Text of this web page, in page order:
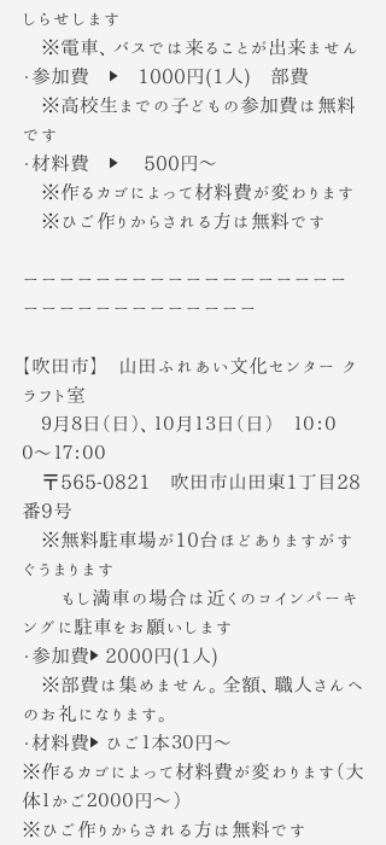
しらせします
※電車、バスでは来ることが出来ません
・参加費　▶　1000円(1人)　部費
※高校生までの子どもの参加費は無料
です
・材料費　▶︎　 500円〜
※作るカゴによって材料費が変わります
※ひご作りからされる方は無料です
ーーーーーーーーーーーーーーーーーー
ーーーーーーーーーーーーー
【吹田市】　山田ふれあい文化センター ク
ラフト室
９月８日（日）、１０月１３日（日）　１０：０
０〜１７：００
〒565-0821　吹田市山田東1丁目28
番9号
※無料駐車場が10台ほどありますがす
ぐうまります
もし満車の場合は近くのコインパーキ
ングに駐車をお願いします
・参加費▶︎ 2000円(1人)
※部費は集めません。全額、職人さんへ
のお礼になります。
・材料費▶︎ ひご１本３０円〜
※作るカゴによって材料費が変わります（大
体１かご２０００円〜）
※ひご作りからされる方は無料です